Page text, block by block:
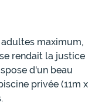
maximum,
rendait la justice
d'un beau
privée (11m x